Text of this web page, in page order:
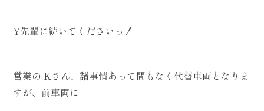
Y先輩に続いてくださいっ！
営業の Kさん、諸事情あって間もなく代替車両となりま
すが、前車両に